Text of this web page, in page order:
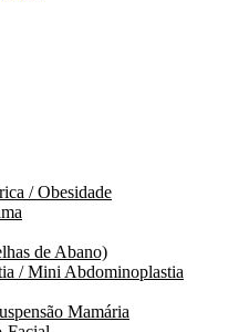
/ Obesidade
de Abano)
/ Mini Abdominoplastia
Mamária